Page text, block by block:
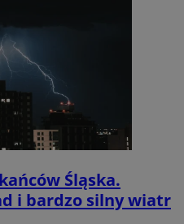
Śląska.
i bardzo silny wiatr